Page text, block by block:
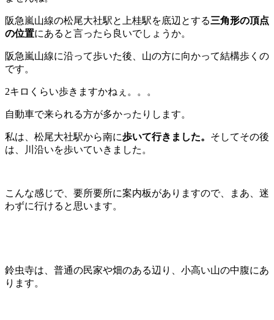
阪急嵐山線の松尾大社駅と上桂駅を底辺とする三角形の頂点
の位置にあると言ったら良いでしょうか。
阪急嵐山線に沿って歩いた後、山の方に向かって結構歩くの
です。
2キロくらい歩きますかねぇ。。。
自動車で来られる方が多かったりします。
私は、松尾大社駅から南に歩いて行きました。 そしてその後
は、川沿いを歩いていきました。
こんな感じで、要所要所に案内板がありますので、まあ、迷
わずに行けると思います。
鈴虫寺は、普通の民家や畑のある辺り、小高い山の中腹にあ
ります。